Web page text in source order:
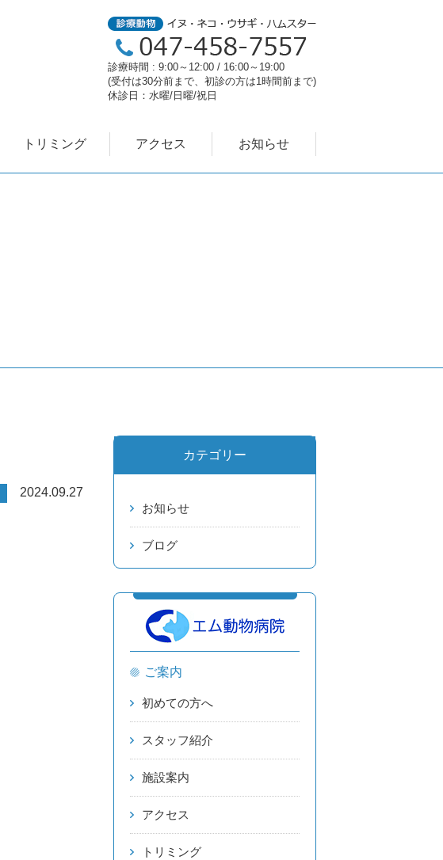
診療時間 : 9:00～12:00 / 16:00～19:00
(受付は30分前まで、初診の方は1時間前まで)
休診日：水曜/日曜/祝日
トリミング アクセス お知らせ
2024.09.27
カテゴリー
お知らせ
ブログ
ご案内
初めての方へ
スタッフ紹介
施設案内
アクセス
トリミング